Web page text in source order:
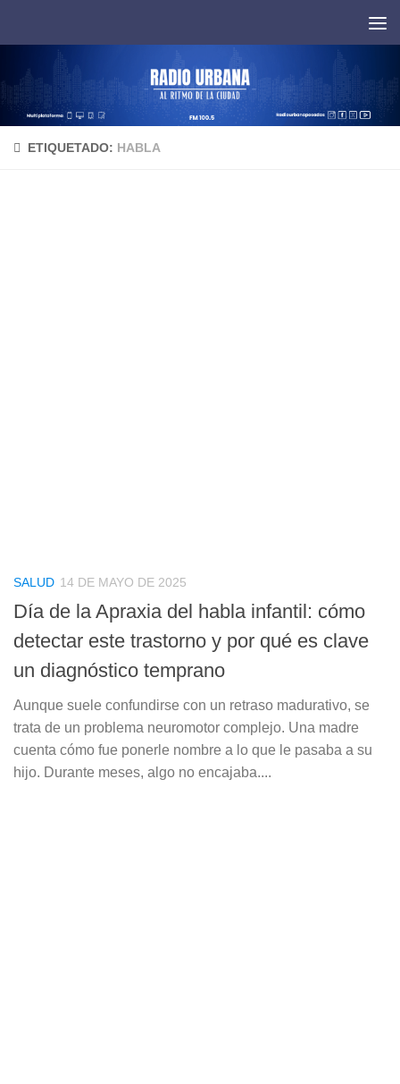
ETIQUETADO: HABLA
SALUD 14 DE MAYO DE 2025
Día de la Apraxia del habla infantil: cómo
detectar este trastorno y por qué es clave
un diagnóstico temprano
Aunque suele confundirse con un retraso madurativo, se
trata de un problema neuromotor complejo. Una madre
cuenta cómo fue ponerle nombre a lo que le pasaba a su
hijo. Durante meses, algo no encajaba....